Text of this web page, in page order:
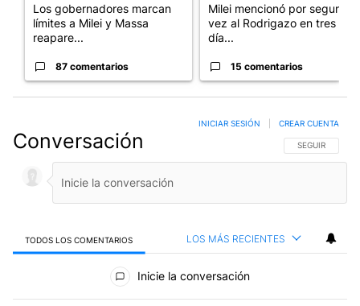
Los gobernadores marcan
límites a Milei y Massa
reapare...
87 comentarios
Milei mencionó por segunda
vez al Rodrigazo en tres
día...
15 comentarios
Conversación SIGA ESTA
SEGUIR
INICIAR SESIÓN CREAR CUENTA
TODOS LOS COMENTARIOS LOS MÁS RECIENTES
Todos los comentarios
Inicie la conversación